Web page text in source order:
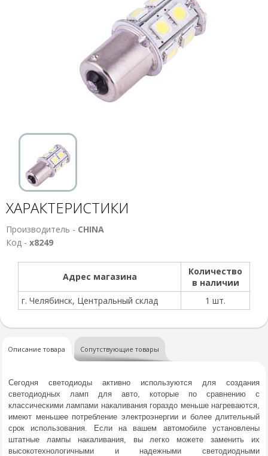
ХАРАКТЕРИСТИКИ
Производитель - CHINA
Код - х8249
Адрес магазина
Количество
в наличии
г. Челябинск, Центральный склад
1 шт.
Описание товара Сопутствующие товары
Сегодня светодиоды активно используются для создания
светодиодных ламп для авто, которые по сравнению с
классическими лампами накаливания гораздо меньше нагреваются,
имеют меньшее потребление электроэнергии и более длительный
срок использования. Если на вашем автомобиле установлены
штатные лампы накаливания, вы легко можете заменить их
высокотехнологичными и надежными светодиодными